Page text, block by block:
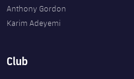
Anthony Gordon
Karim Adeyemi
Club